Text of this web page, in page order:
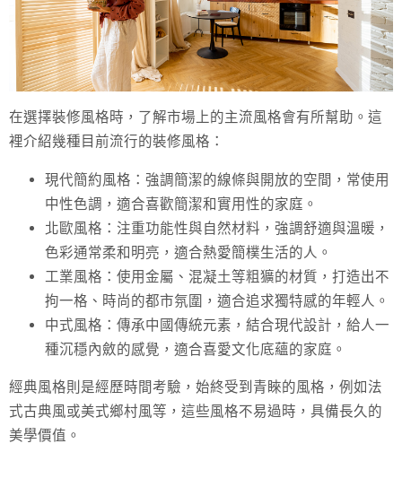
在選擇裝修風格時，了解市場上的主流風格會有所幫助。這
裡介紹幾種目前流行的裝修風格：
現代簡約風格 ：強調簡潔的線條與開放的空間，常使用
中性色調，適合喜歡簡潔和實用性的家庭。
北歐風格 ：注重功能性與自然材料，強調舒適與溫暖，
色彩通常柔和明亮，適合熱愛簡樸生活的人。
工業風格 ：使用金屬、混凝土等粗獷的材質，打造出不
拘一格、時尚的都市氛圍，適合追求獨特感的年輕人。
中式風格 ：傳承中國傳統元素，結合現代設計，給人一
種沉穩內斂的感覺，適合喜愛文化底蘊的家庭。
經典風格則是經歷時間考驗，始終受到青睞的風格，例如法
式古典風或美式鄉村風等，這些風格不易過時，具備長久的
美學價值。